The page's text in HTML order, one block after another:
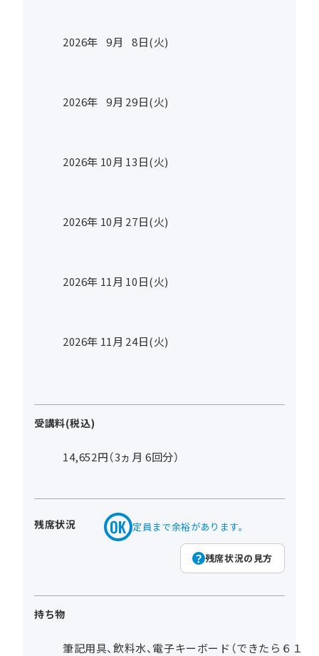
2026年 9月 8日(火)
2026年 9月 29日(火)
2026年 10月 13日(火)
2026年 10月 27日(火)
2026年 11月 10日(火)
2026年 11月 24日(火)
受講料(税込)
14,652円（3ヵ月 6回分）
残席状況 定員まで余裕があります。
残席状況の見方
持ち物
筆記用具、飲料水、電子キーボード（できたら６１